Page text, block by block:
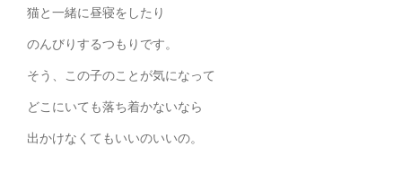
猫と一緒に昼寝をしたり
のんびりするつもりです。
そう、この子のことが気になって
どこにいても落ち着かないなら
出かけなくてもいいのいいの。